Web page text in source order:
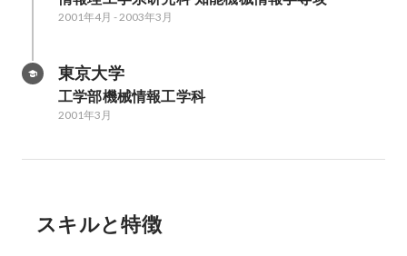
2001年4月 -2003年3月
東京大学
工学部機械情報工学科
2001年3月
スキルと特徴